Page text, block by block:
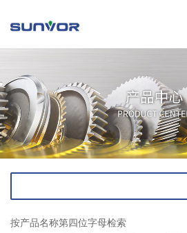
按产品名称第四位字母检索